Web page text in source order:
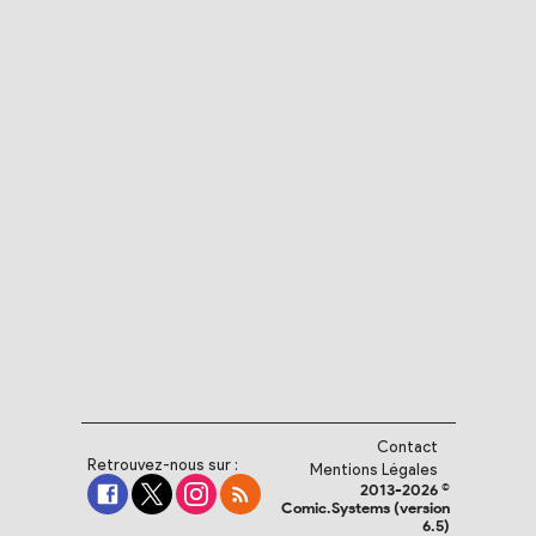
Retrouvez-nous sur :
Contact
Mentions Légales
2013-2026 ©
Comic.Systems (version
6.5)